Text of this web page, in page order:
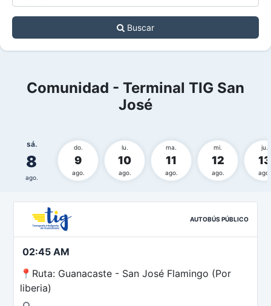
Buscar
Comunidad - Terminal TIG San
José
sá.
8
ago.
do.
9
ago.
lu.
10
ago.
ma.
11
ago.
mi.
12
ago.
ju.
13
ago.
AUTOBÚS PÚBLICO
02:45 AM
📍Ruta: Guanacaste - San José Flamingo (Por
liberia)